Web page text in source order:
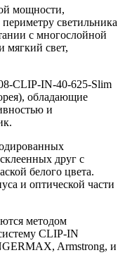
мощности,
светильника
с многослойной
мягкий свет,
CLIP-IN-40-625-Slim
обладающие
и
друг с
белого цвета.
и оптической части
методом
CLIP-IN
Armstrong, и